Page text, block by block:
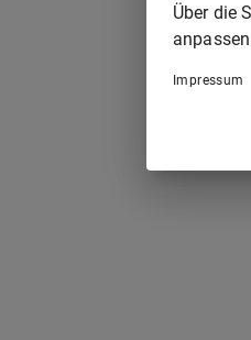
Über die
Impressum